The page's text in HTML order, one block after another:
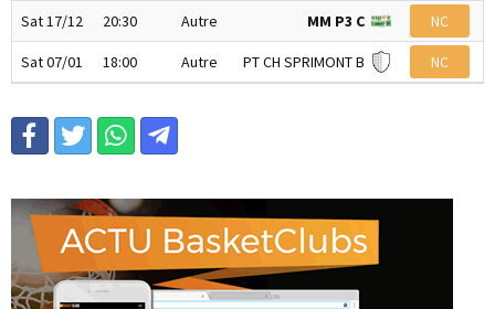
Sat 17/12 20:30 Autre MM P3 C NC
Sat 07/01 18:00 Autre PT CH SPRIMONT B NC